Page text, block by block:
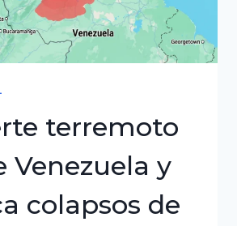
terremoto
Venezuela y
colapsos de